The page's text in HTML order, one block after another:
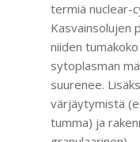
termiä nuclear-
Kasvainsolujen
niiden
sytoplasman
suurenee.
värjäytymistä
tumma) ja